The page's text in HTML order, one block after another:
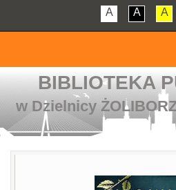
A A A
BIBLIOTEKA
w Dzielnicy